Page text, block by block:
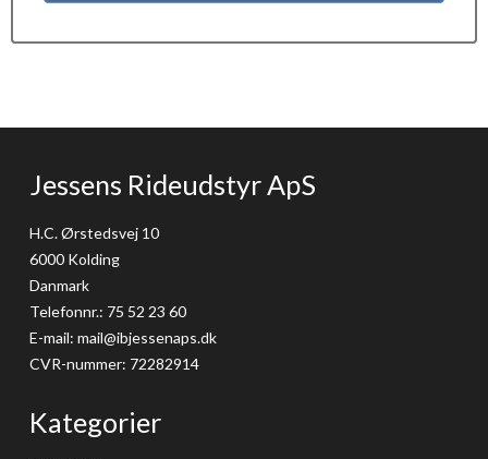
Jessens Rideudstyr ApS
H.C. Ørstedsvej 10
6000 Kolding
Danmark
Telefonnr.: 75 52 23 60
E-mail: mail@ibjessenaps.dk
CVR-nummer: 72282914
Kategorier